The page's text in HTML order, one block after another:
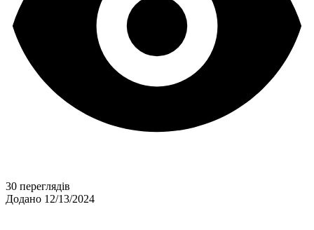
30 переглядів
Додано 12/13/2024